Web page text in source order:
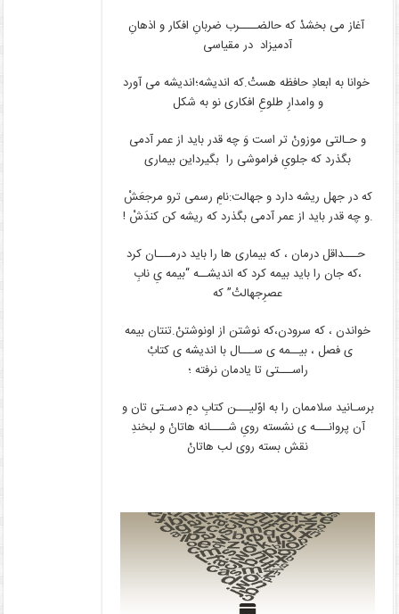
آغاز می بخشدْ که حالضــــرب ضربانِ افکار و اذهانِ
آدمیزاد در مقیاسی
خوانا به ابعادِ حافظه هستْ.که اندیشه؛اندیشه می آورد
و وامدارِ طلوعِ افکاری نو به شکل
و حـالتی موزونْ تر است وَ چه قدر باید از عمر آدمی
بگذرد که جلویِ فراموشی را بگیرداین بیماری
که در جهل ریشه دارد و جهالت:نامِ رسمی ترو مرجعَشْ
.و چه قدر باید از عمر آدمی بگذرد که ریشه کن کندَشْ !
حـــداقل درمان ، که بیماری ها را باید درمـــان کرد
،که جان را باید بیمه کرد که اندیشــه “بیمه یِ نابِ
عصرِجهالتْ” که
خواندن ، که سرودن،که نوشتن از اونوشتنْ.تنتان بیمه
ی فصل ، بیــمه ی ســـال با اندیشه ی کتابْ
راســـتی تا یادمان نرفته ؛
برسـانید سلاممان را به اوّلیـــن کتابِ دمِ دسـتی تان و
آن پروانـــه ی نشسته رویِ شــــانه هاتانْ و لبخندِ
نقش بسته روی لب هاتانْ